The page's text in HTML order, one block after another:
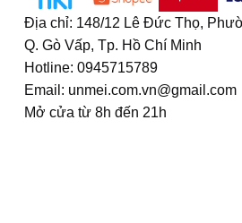
Địa chỉ: 148/12 Lê Đức Thọ,
Q. Gò Vấp, Tp. Hồ Chí Minh
Hotline: 0945715789
Email: unmei.com.vn@gmail.com
Mở cửa từ 8h đến 21h